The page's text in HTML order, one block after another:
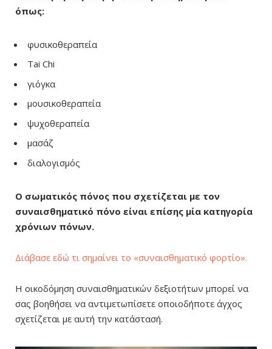
όπως:
φυσικοθεραπεία
Tai Chi
γιόγκα
μουσικοθεραπεία
ψυχοθεραπεία
μασάζ
διαλογισμός
Ο σωματικός πόνος που σχετίζεται με τον
συναισθηματικό πόνο είναι επίσης μία κατηγορία
χρόνιων πόνων.
Διάβασε εδώ τι σημαίνει το «συναισθηματικό φορτίο».
Η οικοδόμηση συναισθηματικών δεξιοτήτων μπορεί να
σας βοηθήσει να αντιμετωπίσετε οποιοδήποτε άγχος
σχετίζεται με αυτή την κατάστασή.